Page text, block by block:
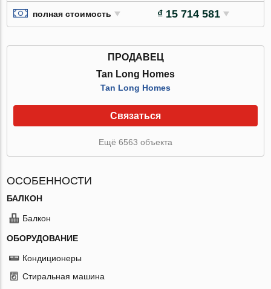
полная стоимость ₫ 15 714 581
ПРОДАВЕЦ
Tan Long Homes
Tan Long Homes
Связаться
Ещё 6563 объекта
ОСОБЕННОСТИ
БАЛКОН
Балкон
ОБОРУДОВАНИЕ
Кондиционеры
Стиральная машина